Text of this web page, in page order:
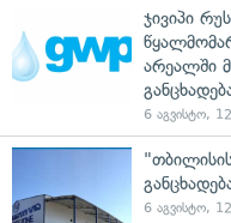
ჯივიპი
არეალში
6 აგვისტო,
6 აგვისტო,